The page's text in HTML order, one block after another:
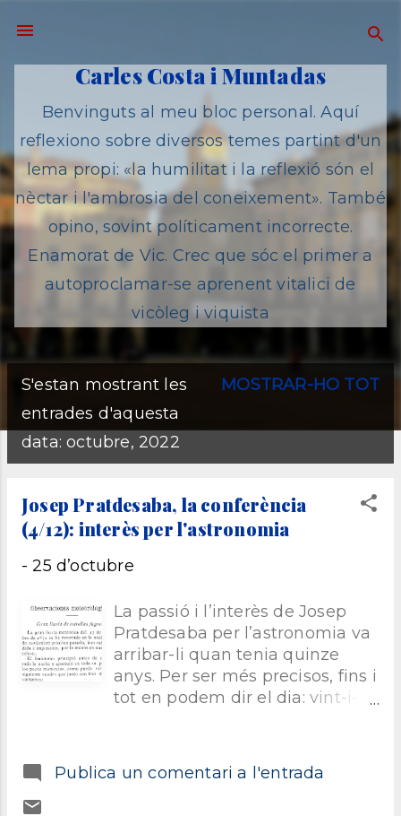
Carles Costa i Muntadas
Benvinguts al meu bloc personal. Aquí
reflexiono sobre diversos temes partint d'un
lema propi: «la humilitat i la reflexió són el
nèctar i l'ambrosia del coneixement». També
opino, sovint políticament incorrecte.
Enamorat de Vic. Crec que sóc el primer a
autoproclamar-se aprenent vitalici de
vicòleg i viquista
E
n
S'estan mostrant les
entrades d'aquesta
data: octubre, 2022
MOSTRAR-HO TOT
Josep Pratdesaba, la conferència
(4/12): interès per l'astronomia
-25 d’octubre
La passió i l’interès de Josep
Pratdesaba per l’astronomia va
arribar-li quan tenia quinze
anys. Per ser més precisos, fins i
tot en podem dir el dia: vint-i-
i va poder veure la pluja de
meteorits de l’any 1885, els
Publica un comentari a l'entrada